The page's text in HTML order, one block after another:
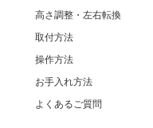
高さ調整・左右転換
取付方法
操作方法
お手入れ方法
よくあるご質問